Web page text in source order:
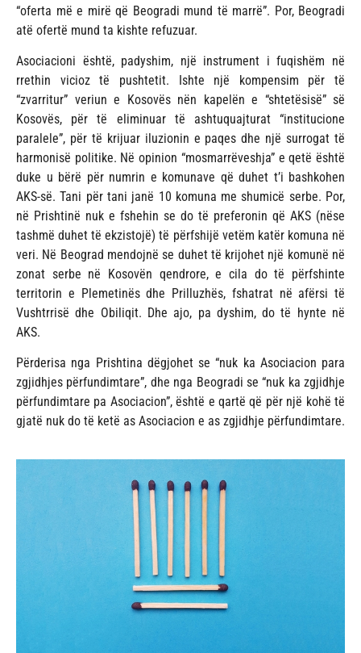
“oferta më e mirë që Beogradi mund të marrë”. Por, Beogradi
atë ofertë mund ta kishte refuzuar.
Asociacioni është, padyshim, një instrument i fuqishëm në
rrethin vicioz të pushtetit. Ishte një kompensim për të
“zvarritur” veriun e Kosovës nën kapelën e “shtetësisë” së
Kosovës, për të eliminuar të ashtuquajturat “institucione
paralele”, për të krijuar iluzionin e paqes dhe një surrogat të
harmonisë politike. Në opinion “mosmarrëveshja” e qetë është
duke u bërë për numrin e komunave që duhet t’i bashkohen
AKS-së. Tani për tani janë 10 komuna me shumicë serbe. Por,
në Prishtinë nuk e fshehin se do të preferonin që AKS (nëse
tashmë duhet të ekzistojë) të përfshijë vetëm katër komuna në
veri. Në Beograd mendojnë se duhet të krijohet një komunë në
zonat serbe në Kosovën qendrore, e cila do të përfshinte
territorin e Plemetinës dhe Prilluzhës, fshatrat në afërsi të
Vushtrrisë dhe Obiliqit. Dhe ajo, pa dyshim, do të hynte në
AKS.
Përderisa nga Prishtina dëgjohet se “nuk ka Asociacion para
zgjidhjes përfundimtare”, dhe nga Beogradi se “nuk ka zgjidhje
përfundimtare pa Asociacion”, është e qartë që për një kohë të
gjatë nuk do të ketë as Asociacion e as zgjidhje përfundimtare.